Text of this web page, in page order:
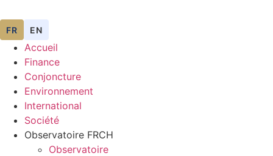
FR EN
Accueil
Finance
Conjoncture
Environnement
International
Société
Observatoire FRCH
Observatoire